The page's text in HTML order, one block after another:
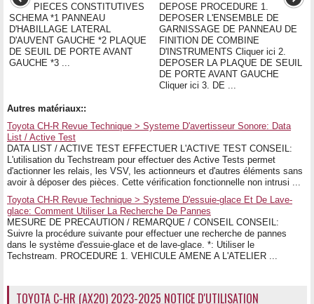
PIECES CONSTITUTIVES
SCHEMA *1 PANNEAU
D'HABILLAGE LATERAL
D'AUVENT GAUCHE *2 PLAQUE
DE SEUIL DE PORTE AVANT
GAUCHE *3 ...
DEPOSE PROCEDURE 1.
DEPOSER L'ENSEMBLE DE
GARNISSAGE DE PANNEAU DE
FINITION DE COMBINE
D'INSTRUMENTS Cliquer ici 2.
DEPOSER LA PLAQUE DE SEUIL
DE PORTE AVANT GAUCHE
Cliquer ici 3. DE ...
Autres matériaux::
Toyota CH-R Revue Technique > Systeme D'avertisseur Sonore: Data
List / Active Test
DATA LIST / ACTIVE TEST EFFECTUER L'ACTIVE TEST CONSEIL:
L'utilisation du Techstream pour effectuer des Active Tests permet
d'actionner les relais, les VSV, les actionneurs et d'autres éléments sans
avoir à déposer des pièces. Cette vérification fonctionnelle non intrusi ...
Toyota CH-R Revue Technique > Systeme D'essuie-glace Et De Lave-
glace: Comment Utiliser La Recherche De Pannes
MESURE DE PRECAUTION / REMARQUE / CONSEIL CONSEIL:
Suivre la procédure suivante pour effectuer une recherche de pannes
dans le système d'essuie-glace et de lave-glace. *: Utiliser le
Techstream. PROCEDURE 1. VEHICULE AMENE A L'ATELIER ...
TOYOTA C-HR (AX20) 2023-2025 NOTICE D'UTILISATION